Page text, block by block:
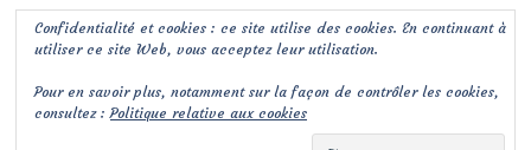
Confidentialité et cookies : ce site utilise des cookies. En continuant à
utiliser ce site Web, vous acceptez leur utilisation.
Pour en savoir plus, notamment sur la façon de contrôler les cookies,
consultez :Politique relative aux cookies